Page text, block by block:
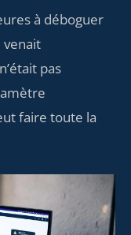
à déboguer
venait
pas
faire toute la